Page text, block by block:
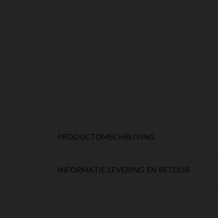
PRODUCTOMSCHRIJVING
INFORMATIE LEVERING EN RETOUR